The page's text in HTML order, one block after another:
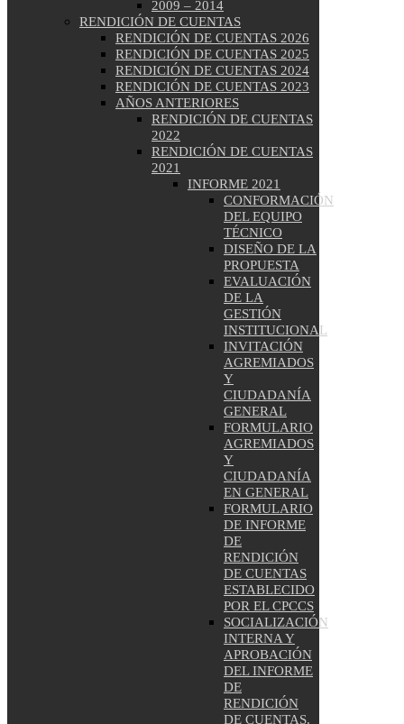
2009 – 2014
RENDICIÓN DE CUENTAS
RENDICIÓN DE CUENTAS 2026
RENDICIÓN DE CUENTAS 2025
RENDICIÓN DE CUENTAS 2024
RENDICIÓN DE CUENTAS 2023
AÑOS ANTERIORES
RENDICIÓN DE CUENTAS
2022
RENDICIÓN DE CUENTAS
2021
INFORME 2021
CONFORMACIÓN
DEL EQUIPO
TÉCNICO
DISEÑO DE LA
PROPUESTA
EVALUACIÓN
DE LA
GESTIÓN
INSTITUCIONAL
INVITACIÓN
AGREMIADOS
Y
CIUDADANÍA
GENERAL
FORMULARIO
AGREMIADOS
Y
CIUDADANÍA
EN GENERAL
FORMULARIO
DE INFORME
DE
RENDICIÓN
DE CUENTAS
ESTABLECIDO
POR EL CPCCS
SOCIALIZACIÓN
INTERNA Y
APROBACIÓN
DEL INFORME
DE
RENDICIÓN
DE CUENTAS.